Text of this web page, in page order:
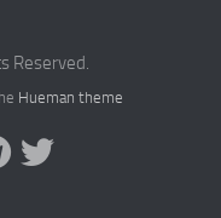
Reserved.
Hueman theme